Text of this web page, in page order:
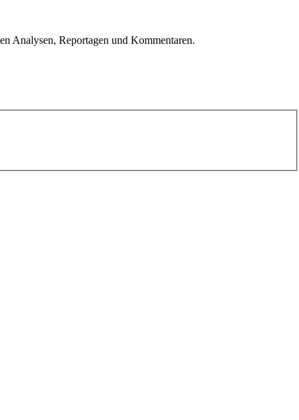
Analysen, Reportagen und Kommentaren.